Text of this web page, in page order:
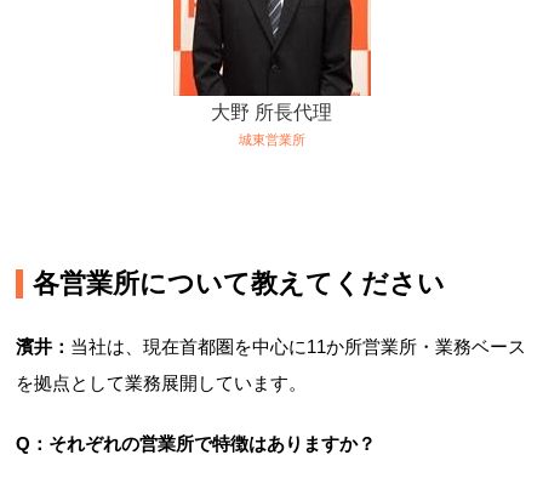
大野 所長代理
城東営業所
各営業所について教えてください
濱井： 当社は、現在首都圏を中心に11か所営業所・業務ベース
を拠点として業務展開しています。
Q：それぞれの営業所で特徴はありますか？